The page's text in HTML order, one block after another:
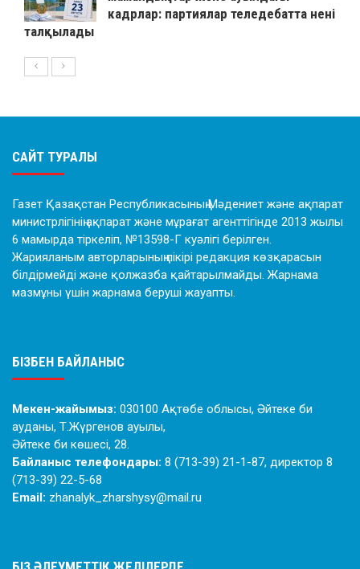
кадрлар: партиялар теледебатта нені
талқылады
САЙТ ТУРАЛЫ
Газет Қазақстан Республикасының Мәдениет және ақпарат
министрлігінің ақпарат және мұрағат агенттігінде 2013 жылы
6 мамырда тіркеліп, №13598-Г куәлігі берілген.
Жарияланым авторларының пікірі редакция көзқарасын
білдірмейді және қолжазба қайтарылмайды. Жарнама
мазмұны үшін жарнама беруші жауапты.
БІЗБЕН БАЙЛАНЫС
Мекен-жайымыз: 030100 Ақтөбе облысы, Әйтеке би
ауданы, Т.Жүргенов ауылы,
Әйтеке би көшесі, 28.
Байланыс телефондары: 8 (713-39) 21-1-87, директор 8
(713-39) 22-5-68
Email: zhanalyk_zharshysy@mail.ru